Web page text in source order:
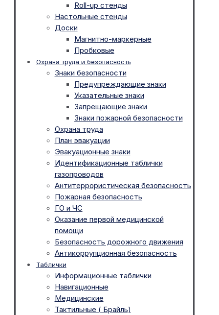
Roll-up стенды
Настольные стенды
Доски
Магнитно-маркерные
Пробковые
Охрана труда и безопасность
Знаки безопасности
Предупреждающие знаки
Указательные знаки
Запрещающие знаки
Знаки пожарной безопасности
Охрана труда
План эвакуации
Эвакуационные знаки
Идентификационные таблички
газопроводов
Антитеррористическая безопасность
Пожарная безопасность
ГО и ЧС
Оказание первой медицинской
помощи
Безопасность дорожного движения
Антикоррупционная безопасность
Таблички
Информационные таблички
Навигационные
Медицинские
Тактильные ( Брайль)